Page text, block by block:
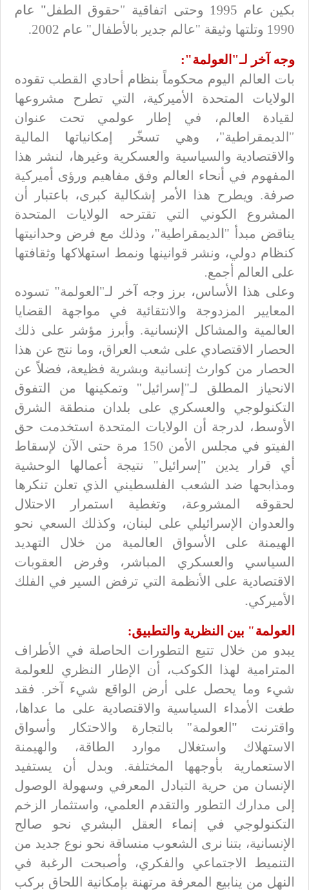
بكين عام 1995 وحتى اتفاقية "حقوق الطفل" عام
1990 وتلتها وثيقة "عالم جدير بالأطفال" عام 2002.
وجه آخر لـ"العولمة":
بات العالم اليوم محكوماً بنظام أحادي القطب تقوده
الولايات المتحدة الأميركية، التي تطرح مشروعها
لقيادة العالم، في إطار عولمي تحت عنوان
"الديمقراطية"، وهي تسخّر إمكانياتها المالية
والاقتصادية والسياسية والعسكرية وغيرها، لنشر هذا
المفهوم في أنحاء العالم وفق مفاهيم ورؤى أميركية
صرفة. ويطرح هذا الأمر إشكالية كبرى، باعتبار أن
المشروع الكوني التي تقترحه الولايات المتحدة
يناقض مبدأ "الديمقراطية"، وذلك مع فرض وحدانيتها
كنظام دولي، ونشر قوانينها ونمط استهلاكها وثقافتها
على العالم أجمع.
وعلى هذا الأساس، برز وجه آخر لـ"العولمة" تسوده
المعايير المزدوجة والانتقائية في مواجهة القضايا
العالمية والمشاكل الإنسانية. وأبرز مؤشر على ذلك
الحصار الاقتصادي على شعب العراق، وما نتج عن هذا
الحصار من كوارث إنسانية وبشرية فظيعة، فضلاً عن
الانحياز المطلق لـ"إسرائيل" وتمكينها من التفوق
التكنولوجي والعسكري على بلدان منطقة الشرق
الأوسط، لدرجة أن الولايات المتحدة استخدمت حق
الفيتو في مجلس الأمن 150 مرة حتى الآن لإسقاط
أي قرار يدين "إسرائيل" نتيجة أعمالها الوحشية
ومذابحها ضد الشعب الفلسطيني الذي تعلن تنكرها
لحقوقه المشروعة، وتغطية استمرار الاحتلال
والعدوان الإسرائيلي على لبنان، وكذلك السعي نحو
الهيمنة على الأسواق العالمية من خلال التهديد
السياسي والعسكري المباشر، وفرض العقوبات
الاقتصادية على الأنظمة التي ترفض السير في الفلك
الأميركي.
العولمة" بين النظرية والتطبيق:
يبدو من خلال تتبع التطورات الحاصلة في الأطراف
المترامية لهذا الكوكب، أن الإطار النظري للعولمة
شيء وما يحصل على أرض الواقع شيء آخر. فقد
طغت الأمداء السياسية والاقتصادية على ما عداها،
واقترنت "العولمة" بالتجارة والاحتكار وأسواق
الاستهلاك واستغلال موارد الطاقة، والهيمنة
الاستعمارية بأوجهها المختلفة. وبدل أن يستفيد
الإنسان من حرية التبادل المعرفي وسهولة الوصول
إلى مدارك التطور والتقدم العلمي، واستثمار الزخم
التكنولوجي في إنماء العقل البشري نحو صالح
الإنسانية، بتنا نرى الشعوب منساقة نحو نوع جديد من
التنميط الاجتماعي والفكري، وأصبحت الرغبة في
النهل من ينابيع المعرفة مرتهنة بإمكانية اللحاق بركب